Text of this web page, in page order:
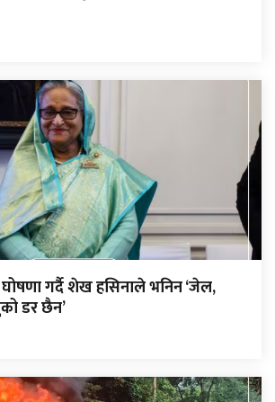
गर्दै शेख हसिनाले भनिन ‘जेल,
डर छैन’